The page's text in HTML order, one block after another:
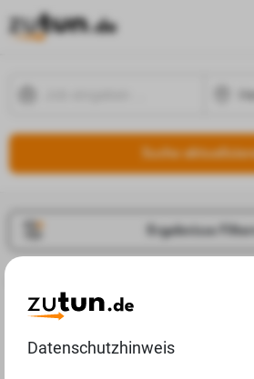
Suche
Ergebnisse Filtern
Deine Suchanfrage in
Datenschutzhinweis